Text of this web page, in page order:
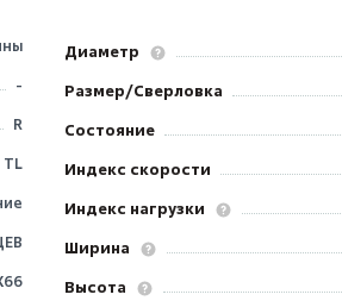
-
R
TL
Диаметр
Размер/Сверловка
Состояние
Индекс скорости
Индекс нагрузки
Ширина
Высота